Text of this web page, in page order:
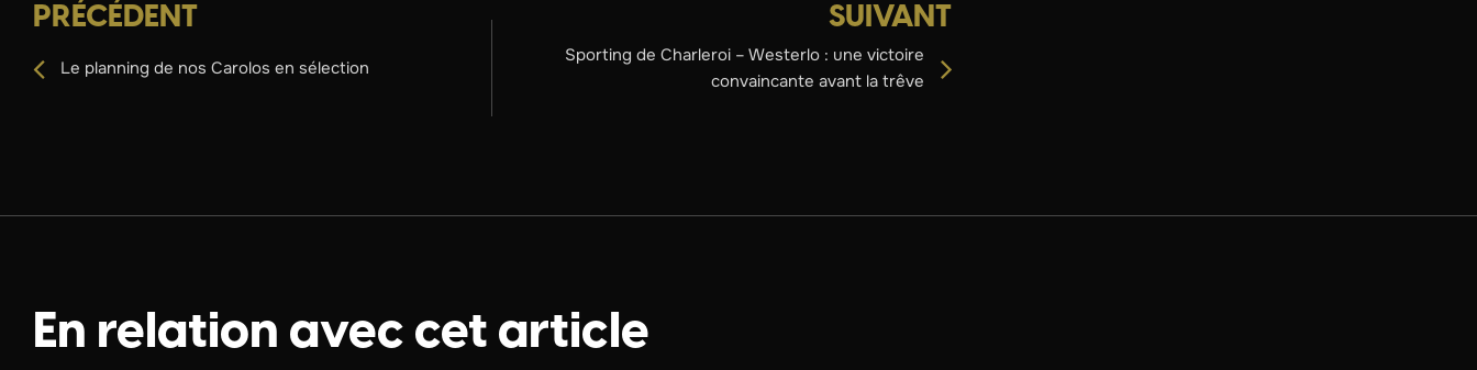
PRÉCÉDENT
Le planning de nos Carolos en sélection
SUIVANT
Sporting de Charleroi – Westerlo : une victoire
convaincante avant la trêve
En relation avec cet article